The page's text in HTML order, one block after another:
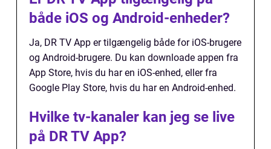
både iOS og Android-enheder?
Ja, DR TV App er tilgængelig både for iOS-brugere
og Android-brugere. Du kan downloade appen fra
App Store, hvis du har en iOS-enhed, eller fra
Google Play Store, hvis du har en Android-enhed.
Hvilke tv-kanaler kan jeg se live
på DR TV App?